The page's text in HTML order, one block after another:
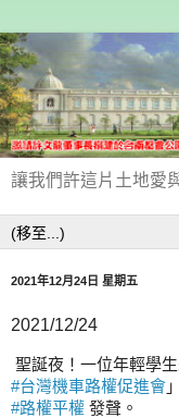
讓我們許這片土地愛
2021年12月24日 星期五
2021/12/24
聖誕夜！一位年輕學
#台灣機車路權促進會
#路權平權 發聲。